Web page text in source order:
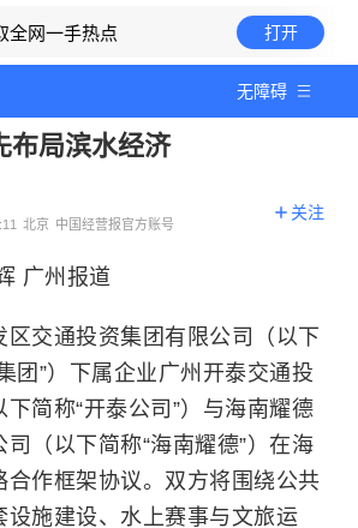
全网一手热点 打开
无障碍
布局滨水经济
北京 中国经营报官方账号
关注
广州报道
区交通投资集团有限公司（以下
团”）下属企业广州开泰交通投
简称“开泰公司”）与海南耀德
（以下简称“海南耀德”）在海
合作框架协议。双方将围绕公共
设施建设、水上赛事与文旅运